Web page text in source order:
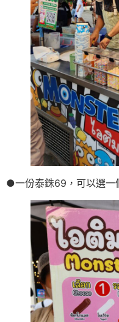
●一份泰銖69，可以選一